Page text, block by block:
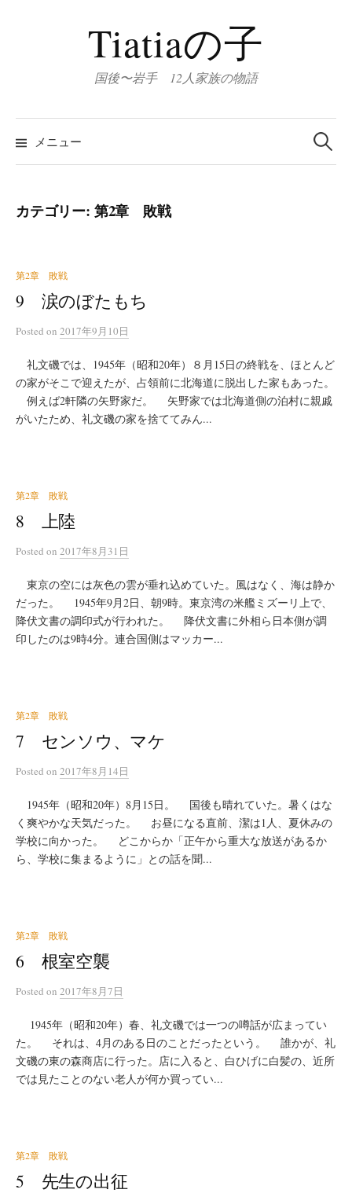
へ
ス
Tiatiaの子
国後〜岩手 12人家族の物語
メニュー
検
索:
カテゴリー: 第2章 敗戦
第2章 敗戦
9 涙のぼたもち
Posted on 2017年9月10日
礼文磯では、1945年（昭和20年）８月15日の終戦を、ほとんど
の家がそこで迎えたが、占領前に北海道に脱出した家もあった。
例えば2軒隣の矢野家だ。 矢野家では北海道側の泊村に親戚
がいたため、礼文磯の家を捨ててみん...
第2章 敗戦
8 上陸
Posted on 2017年8月31日
東京の空には灰色の雲が垂れ込めていた。風はなく、海は静か
だった。 1945年9月2日、朝9時。東京湾の米艦ミズーリ上で、
降伏文書の調印式が行われた。 降伏文書に外相ら日本側が調
印したのは9時4分。連合国側はマッカー...
第2章 敗戦
7 センソウ、マケ
Posted on 2017年8月14日
1945年（昭和20年）8月15日。 国後も晴れていた。暑くはな
く爽やかな天気だった。 お昼になる直前、潔は1人、夏休みの
学校に向かった。 どこからか「正午から重大な放送があるか
ら、学校に集まるように」との話を聞...
第2章 敗戦
6 根室空襲
Posted on 2017年8月7日
1945年（昭和20年）春、礼文磯では一つの噂話が広まってい
た。 それは、4月のある日のことだったという。 誰かが、礼
文磯の東の森商店に行った。店に入ると、白ひげに白髪の、近所
では見たことのない老人が何か買ってい...
第2章 敗戦
5 先生の出征